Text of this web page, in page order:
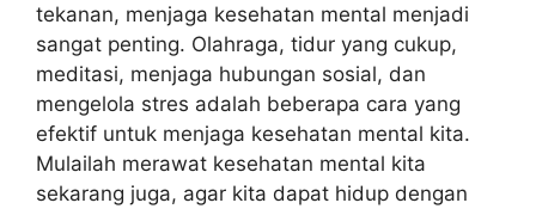
tekanan, menjaga kesehatan mental menjadi
sangat penting. Olahraga, tidur yang cukup,
meditasi, menjaga hubungan sosial, dan
mengelola stres adalah beberapa cara yang
efektif untuk menjaga kesehatan mental kita.
Mulailah merawat kesehatan mental kita
sekarang juga, agar kita dapat hidup dengan